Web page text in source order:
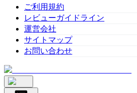
ご利用規約
レビューガイドライン
運営会社
サイトマップ
お問い合わせ